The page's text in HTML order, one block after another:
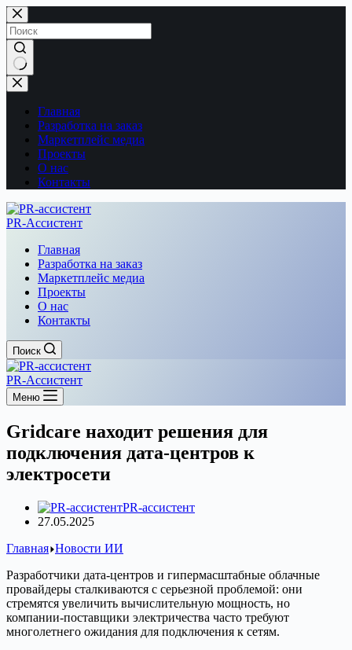
Перейти
к
сути
Ничего
не
найденоГлавная
Разработка на заказ
Маркетплейс медиа
Проекты
О нас
Контакты
PR-Ассистент
Главная
Разработка на заказ
Маркетплейс медиа
Проекты
О нас
Контакты
Поиск
PR-Ассистент
Меню
Gridcare находит решения для
подключения дата-центров к
электросети
PR-ассистент
27.05.2025
Главная Новости ИИ
Разработчики дата-центров и гипермасштабные облачные
провайдеры сталкиваются с серьезной проблемой: они
стремятся увеличить вычислительную мощность, но
компании-поставщики электричества часто требуют
многолетнего ожидания для подключения к сетям.